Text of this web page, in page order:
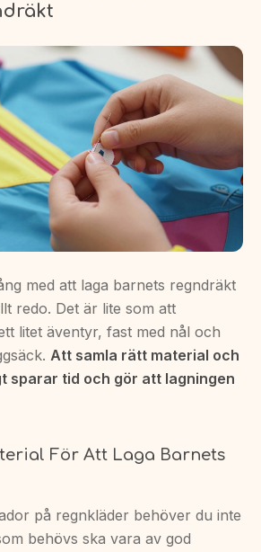
med att laga barnets regndräkt
redo. Det är lite som att
litet äventyr, fast med nål och
Att samla rätt material och
sparar tid och gör att lagningen
För Att Laga Barnets
på regnkläder behöver du inte
behövs ska vara av god